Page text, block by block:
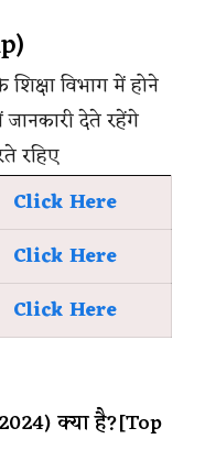
विभाग में होने
देते रहेंगे
रहिए
Click Here
Click Here
Click Here
क्या है?[Top